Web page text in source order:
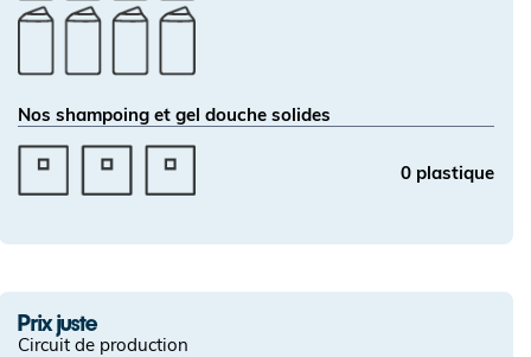
Nos shampoing et gel douche solides
0 plastique
Prix juste
Circuit de production